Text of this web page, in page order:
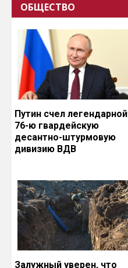
ОБЩЕСТВО
Путин счел легендарной
76-ю гвардейскую
десантно-штурмовую
дивизию ВДВ
Залужный уверен, что